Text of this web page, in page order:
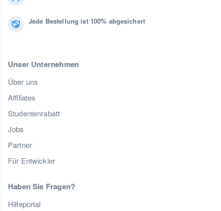
Jede Bestellung ist 100% abgesichert
Unser Unternehmen
Über uns
Affiliates
Studentenrabatt
Jobs
Partner
Für Entwickler
Haben Sie Fragen?
Hilfeportal